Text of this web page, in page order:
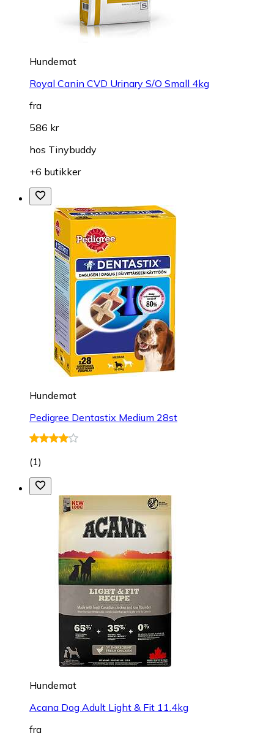
Hundemat
Royal Canin CVD Urinary S/O Small 4kg
fra
586 kr
hos Tinybuddy
+6 butikker
Hundemat
Pedigree Dentastix Medium 28st
(1)
Hundemat
Acana Dog Adult Light & Fit 11.4kg
fra